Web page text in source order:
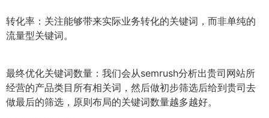
转化率：关注能够带来实际业务转化的关键词，而非单纯的
流量型关键词。
最终优化关键词数量：我们会从semrush分析出贵司网站所
经营的产品类目所有相关词，然后做初步筛选后给到贵司去
做最后的筛选，原则布局的关键词数量越多越好。